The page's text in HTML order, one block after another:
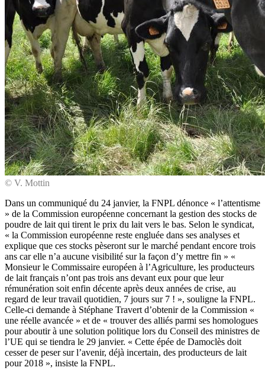
© V. Mottin
Dans un communiqué du 24 janvier, la FNPL dénonce « l’attentisme
» de la Commission européenne concernant la gestion des stocks de
poudre de lait qui tirent le prix du lait vers le bas. Selon le syndicat,
« la Commission européenne reste engluée dans ses analyses et
explique que ces stocks pèseront sur le marché pendant encore trois
ans car elle n’a aucune visibilité sur la façon d’y mettre fin » «
Monsieur le Commissaire européen à l’Agriculture, les producteurs
de lait français n’ont pas trois ans devant eux pour que leur
rémunération soit enfin décente après deux années de crise, au
regard de leur travail quotidien, 7 jours sur 7 ! », souligne la FNPL.
Celle-ci demande à Stéphane Travert d’obtenir de la Commission «
une réelle avancée » et de « trouver des alliés parmi ses homologues
pour aboutir à une solution politique lors du Conseil des ministres de
l’UE qui se tiendra le 29 janvier. « Cette épée de Damoclès doit
cesser de peser sur l’avenir, déjà incertain, des producteurs de lait
pour 2018 », insiste la FNPL.